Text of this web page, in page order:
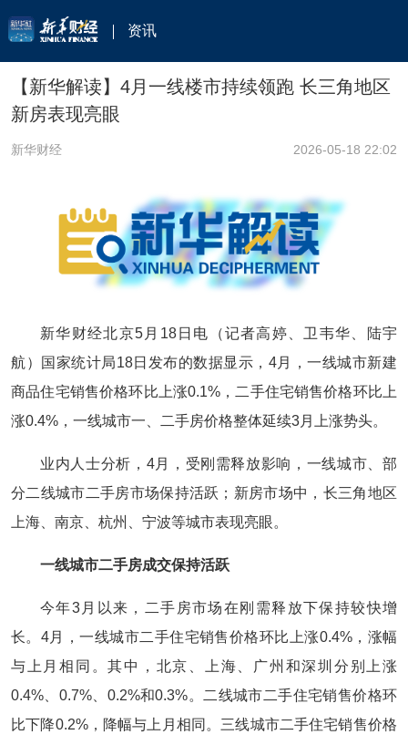
资讯
【新华解读】4月一线楼市持续领跑 长三角地区
新房表现亮眼
新华财经 2026-05-18 22:02
新华财经北京5月18日电（记者高婷、卫韦华、陆宇
航）国家统计局18日发布的数据显示，4月，一线城市新建
商品住宅销售价格环比上涨0.1%，二手住宅销售价格环比上
涨0.4%，一线城市一、二手房价格整体延续3月上涨势头。
业内人士分析，4月，受刚需释放影响，一线城市、部
分二线城市二手房市场保持活跃；新房市场中，长三角地区
上海、南京、杭州、宁波等城市表现亮眼。
一线城市二手房成交保持活跃
今年3月以来，二手房市场在刚需释放下保持较快增
长。4月，一线城市二手住宅销售价格环比上涨0.4%，涨幅
与上月相同。其中，北京、上海、广州和深圳分别上涨
0.4%、0.7%、0.2%和0.3%。二线城市二手住宅销售价格环
比下降0.2%，降幅与上月相同。三线城市二手住宅销售价格